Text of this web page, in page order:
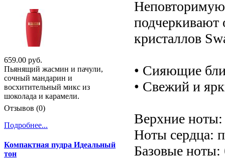
Неповторимую
подчеркивают
кристаллов
• Сияющие
• Свежий и
Верхние ноты:
Ноты сердца:
Базовые ноты:
659.00 руб.
Пьянящий жасмин и пачули,
сочный мандарин и
восхитительный микс из
шоколада и карамели.
Отзывов (0)
Подробнее...
Компактная пудра Идеальный
тон